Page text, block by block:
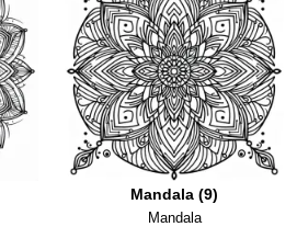
Mandala (9)
Mandala